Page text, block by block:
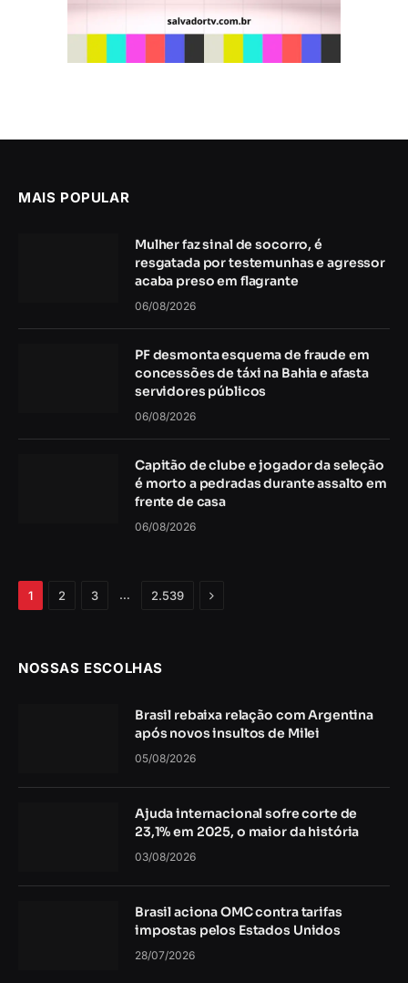
MAIS POPULAR
Mulher faz sinal de socorro, é
resgatada por testemunhas e agressor
acaba preso em flagrante
06/08/2026
PF desmonta esquema de fraude em
concessões de táxi na Bahia e afasta
servidores públicos
06/08/2026
Capitão de clube e jogador da seleção
é morto a pedradas durante assalto em
frente de casa
06/08/2026
1 2 3 … 2.539 Próximo
NOSSAS ESCOLHAS
Brasil rebaixa relação com Argentina
após novos insultos de Milei
05/08/2026
Ajuda internacional sofre corte de
23,1% em 2025, o maior da história
03/08/2026
Brasil aciona OMC contra tarifas
impostas pelos Estados Unidos
28/07/2026